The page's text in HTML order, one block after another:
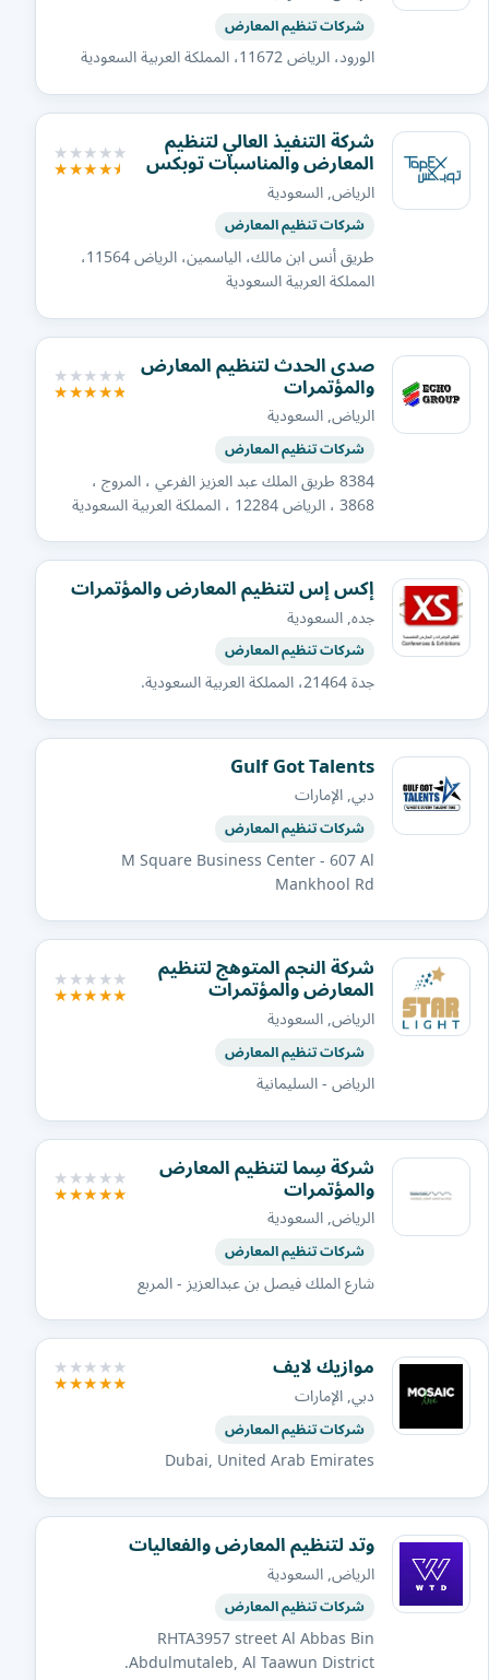
شركات تنظيم المعارض
الورود، الرياض 11672، المملكة العربية السعودية
شركة التنفيذ العالي لتنظيم
المعارض والمناسبات توبكس
الرياض, السعودية
شركات تنظيم المعارض
طريق أنس ابن مالك، الياسمين، الرياض 11564،
المملكة العربية السعودية
صدى الحدث لتنظيم المعارض
والمؤتمرات
الرياض, السعودية
شركات تنظيم المعارض
8384 طريق الملك عبد العزيز الفرعي ، المروج ،
3868 ، الرياض 12284 ، المملكة العربية السعودية
إكس إس لتنظيم المعارض والمؤتمرات
جده, السعودية
شركات تنظيم المعارض
جدة 21464، المملكة العربية السعودية.
Gulf Got Talents
دبي, الإمارات
شركات تنظيم المعارض
M Square Business Center - 607 Al
Mankhool Rd
شركة النجم المتوهج لتنظيم
المعارض والمؤتمرات
الرياض, السعودية
شركات تنظيم المعارض
الرياض - السليمانية
شركة سِما لتنظيم المعارض
والمؤتمرات
الرياض, السعودية
شركات تنظيم المعارض
شارع الملك فيصل بن عبدالعزيز - المربع
موازيك لايف
دبي, الإمارات
شركات تنظيم المعارض
Dubai, United Arab Emirates
وتد لتنظيم المعارض والفعاليات
الرياض, السعودية
شركات تنظيم المعارض
RHTA3957 street Al Abbas Bin
Abdulmutaleb, Al Taawun District.